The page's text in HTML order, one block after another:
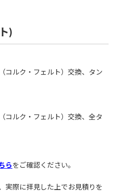
)
コルク・フェルト）交換、タン
コルク・フェルト）交換、全タ
らをご確認ください。
実際に拝見した上でお見積りを